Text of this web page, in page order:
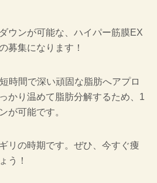
ウンが可能な、ハイパー筋膜EX
募集になります！
時間で深い頑固な脂肪へアプロ
かり温めて脂肪分解するため、1
が可能です。
リの時期です。ぜひ、今すぐ痩
う！